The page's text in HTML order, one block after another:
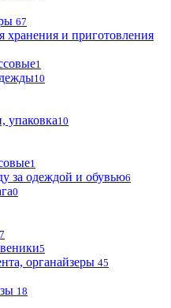
67
хранения и приготовления
1
10
упаковка10
1
за одеждой и обувью6
0
5
органайзеры 45
18